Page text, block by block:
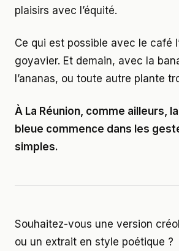
plaisirs avec l’équité.
Ce qui est possible avec le café
goyavier. Et demain, avec la
l’ananas, ou toute autre plante
À La Réunion, comme ailleurs,
bleue commence dans les
simples.
Souhaitez-vous une version
ou un extrait en style poétique ?